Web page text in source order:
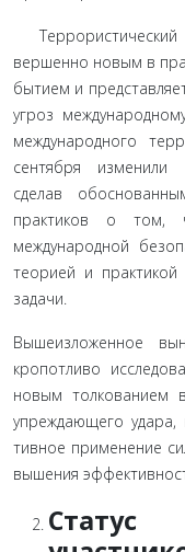
Террористический
вершенно новым в
бытием и
угроз
международного
сен­тября изменили
сделав
практиков о том,
международной
теорией и
задачи.
Вышеизложенное
кропотливо
новым толкованием
упреждающего
тивное применение
вышения
Статус